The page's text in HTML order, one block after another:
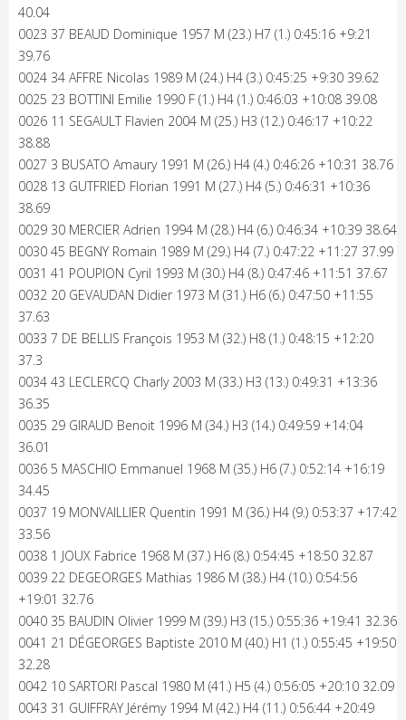
40.04
0023 37 BEAUD Dominique 1957 M (23.) H7 (1.) 0:45:16 +9:21
39.76
0024 34 AFFRE Nicolas 1989 M (24.) H4 (3.) 0:45:25 +9:30 39.62
0025 23 BOTTINI Emilie 1990 F (1.) H4 (1.) 0:46:03 +10:08 39.08
0026 11 SEGAULT Flavien 2004 M (25.) H3 (12.) 0:46:17 +10:22
38.88
0027 3 BUSATO Amaury 1991 M (26.) H4 (4.) 0:46:26 +10:31 38.76
0028 13 GUTFRIED Florian 1991 M (27.) H4 (5.) 0:46:31 +10:36
38.69
0029 30 MERCIER Adrien 1994 M (28.) H4 (6.) 0:46:34 +10:39 38.64
0030 45 BEGNY Romain 1989 M (29.) H4 (7.) 0:47:22 +11:27 37.99
0031 41 POUPION Cyril 1993 M (30.) H4 (8.) 0:47:46 +11:51 37.67
0032 20 GEVAUDAN Didier 1973 M (31.) H6 (6.) 0:47:50 +11:55
37.63
0033 7 DE BELLIS François 1953 M (32.) H8 (1.) 0:48:15 +12:20
37.3
0034 43 LECLERCQ Charly 2003 M (33.) H3 (13.) 0:49:31 +13:36
36.35
0035 29 GIRAUD Benoit 1996 M (34.) H3 (14.) 0:49:59 +14:04
36.01
0036 5 MASCHIO Emmanuel 1968 M (35.) H6 (7.) 0:52:14 +16:19
34.45
0037 19 MONVAILLIER Quentin 1991 M (36.) H4 (9.) 0:53:37 +17:42
33.56
0038 1 JOUX Fabrice 1968 M (37.) H6 (8.) 0:54:45 +18:50 32.87
0039 22 DEGEORGES Mathias 1986 M (38.) H4 (10.) 0:54:56
+19:01 32.76
0040 35 BAUDIN Olivier 1999 M (39.) H3 (15.) 0:55:36 +19:41 32.36
0041 21 DÉGEORGES Baptiste 2010 M (40.) H1 (1.) 0:55:45 +19:50
32.28
0042 10 SARTORI Pascal 1980 M (41.) H5 (4.) 0:56:05 +20:10 32.09
0043 31 GUIFFRAY Jérémy 1994 M (42.) H4 (11.) 0:56:44 +20:49